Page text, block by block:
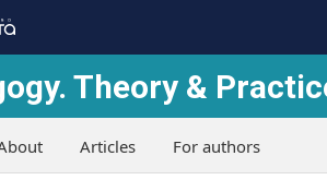
Theory &
Articles For authors